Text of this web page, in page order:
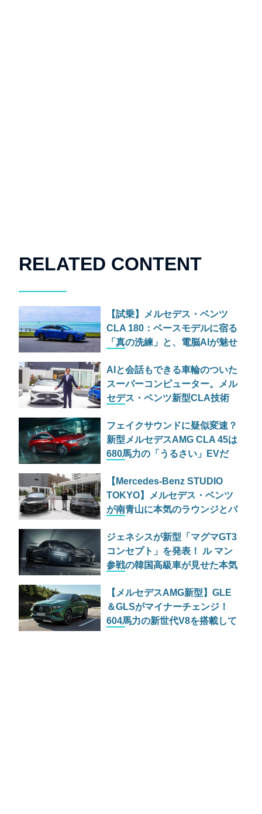
RELATED CONTENT
【試乗】メルセデス・ベンツ
CLA 180：ベースモデルに宿る
「真の洗練」と、電脳AIが魅せ
AIと会話もできる車輪のついた
スーパーコンピューター。メル
セデス・ベンツ新型CLA技術
「MB.OS」と妥協なき安全哲
学
フェイクサウンドに疑似変速？
新型メルセデスAMG CLA 45は
680馬力の「うるさい」EVだ
【Mercedes-Benz STUDIO
TOKYO】メルセデス・ベンツ
が南青山に本気のラウンジとバ
ジェネシスが新型「マグマGT3
コンセプト」を発表！ ル マン
参戦の韓国高級車が見せた本気
【メルセデスAMG新型】GLE
＆GLSがマイナーチェンジ！
604馬力の新世代V8を搭載して